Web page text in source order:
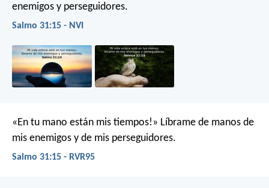
enemigos y perseguidores.
Salmo 31:15 - NVI
«En tu mano están mis tiempos!» Líbrame de manos de
mis enemigos y de mis perseguidores.
Salmo 31:15 - RVR95